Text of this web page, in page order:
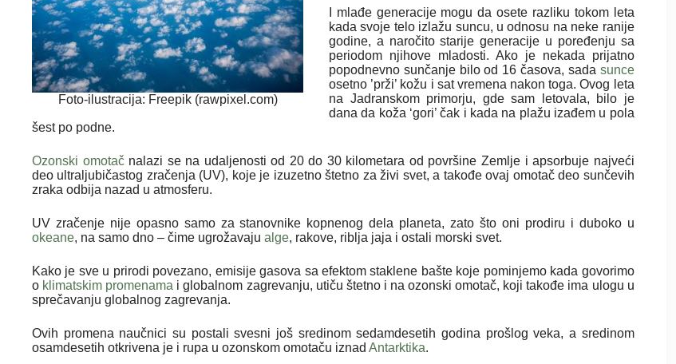
Foto-ilustracija: Freepik (rawpixel.com)
I mlađe generacije mogu da osete razliku tokom leta
kada svoje telo izlažu suncu, u odnosu na neke ranije
godine, a naročito starije generacije u poređenju sa
periodom njihove mladosti. Ako je nekada prijatno
popodnevno sunčanje bilo od 16 časova, sada sunce
osetno ’prži’ kožu i sat vremena nakon toga. Ovog leta
na Jadranskom primorju, gde sam letovala, bilo je
dana da koža ‘gori’ čak i kada na plažu izađem u pola
šest po podne.
Ozonski omotačnalazi se na udaljenosti od 20 do 30 kilometara od površine Zemlje i apsorbuje najveći
deo ultraljubičastog zračenja (UV), koje je izuzetno štetno za živi svet, a takođe ovaj omotač deo sunčevih
zraka odbija nazad u atmosferu.
UV zračenje nije opasno samo za stanovnike kopnenog dela planeta, zato što oni prodiru i duboko u
okeane, na samo dno – čime ugrožavaju alge, rakove, riblja jaja i ostali morski svet.
Kako je sve u prirodi povezano, emisije gasova sa efektom staklene bašte koje pominjemo kada govorimo
o klimatskim promenama i globalnom zagrevanju, utiču štetno i na ozonski omotač, koji takođe ima ulogu u
sprečavanju globalnog zagrevanja.
Ovih promena naučnici su postali svesni još sredinom sedamdesetih godina prošlog veka, a sredinom
osamdesetih otkrivena je i rupa u ozonskom omotaču iznad Antarktika.